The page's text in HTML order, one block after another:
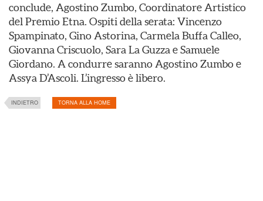
conclude, Agostino Zumbo, Coordinatore Artistico
del Premio Etna. Ospiti della serata: Vincenzo
Spampinato, Gino Astorina, Carmela Buffa Calleo,
Giovanna Criscuolo, Sara La Guzza e Samuele
Giordano. A condurre saranno Agostino Zumbo e
Assya D’Ascoli. L’ingresso è libero.
INDIETRO TORNA ALLA HOME